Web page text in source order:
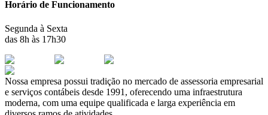
Horário de Funcionamento
Segunda à Sexta
das 8h às 17h30
Nossa empresa possui tradição no mercado de assessoria empresarial
e serviços contábeis desde 1991, oferecendo uma infraestrutura
moderna, com uma equipe qualificada e larga experiência em